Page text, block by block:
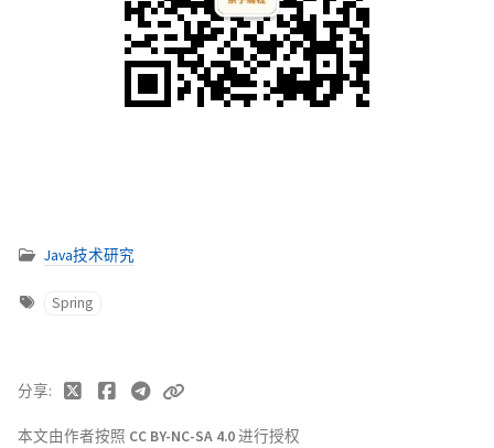
Java技术研究
Spring
本文由作者按照 CC BY-NC-SA 4.0进行授权
分享